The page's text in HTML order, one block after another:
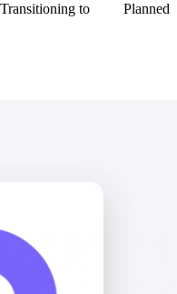
to
Planned